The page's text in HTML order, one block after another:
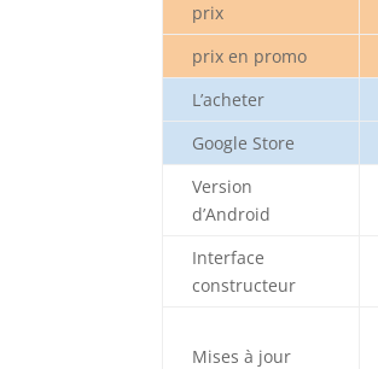
prix
prix en promo
L’acheter
Google Store
Version
d’Android
Interface
constructeur
Mises à jour